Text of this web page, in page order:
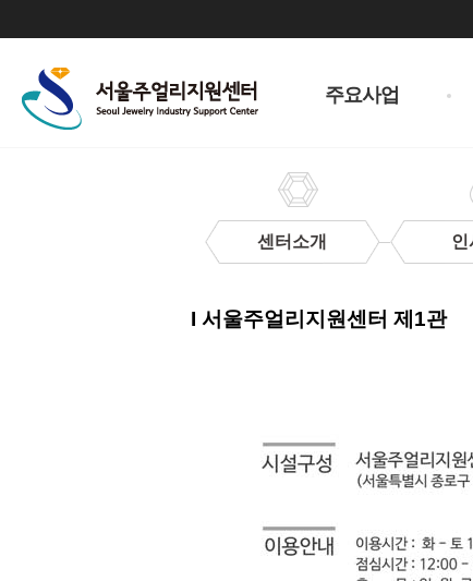
주요사업
센터소개 인
안
I 서울주얼리지원센터 제1관